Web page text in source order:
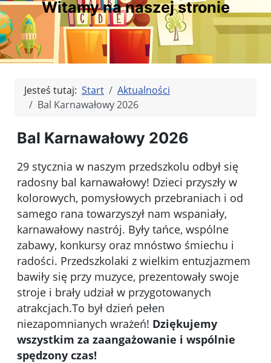
Witamy na naszej stronie
Jesteś tutaj: Start
Aktualności
Bal Karnawałowy 2026
Bal Karnawałowy 2026
29 stycznia w naszym przedszkolu odbył się
radosny bal karnawałowy! Dzieci przyszły w
kolorowych, pomysłowych przebraniach i od
samego rana towarzyszył nam wspaniały,
karnawałowy nastrój. Były tańce, wspólne
zabawy, konkursy oraz mnóstwo śmiechu i
radości. Przedszkolaki z wielkim entuzjazmem
bawiły się przy muzyce, prezentowały swoje
stroje i brały udział w przygotowanych
atrakcjach.To był dzień pełen
niezapomnianych wrażeń! Dziękujemy
wszystkim za zaangażowanie i wspólnie
spędzony czas!